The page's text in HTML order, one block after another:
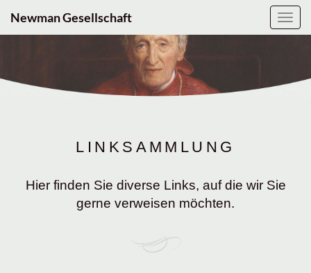
ein-/
Newman Gesellschaft
LINKSAMMLUNG
Hier finden Sie diverse Links, auf die wir Sie
gerne verweisen möchten.